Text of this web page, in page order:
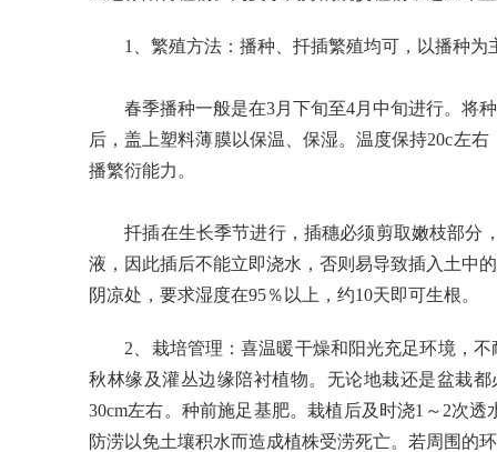
1、繁殖方法：播种、扦插繁殖均可，以播种为
春季播种一般是在3月下旬至4月中旬进行。将种
后，盖上塑料薄膜以保温、保湿。温度保持20c左
播繁衍能力。
扦插在生长季节进行，插穗必须剪取嫩枝部分，
液，因此插后不能立即浇水，否则易导致插入土中
阴凉处，要求湿度在95％以上，约10天即可生
2、栽培管理：喜温暖干燥和阳光充足环境，不
秋林缘及灌丛边缘陪衬植物。无论地栽还是盆栽
30cm左右。种前施足基肥。栽植后及时浇1～2次
防涝以免土壤积水而造成植株受涝死亡。若周围的